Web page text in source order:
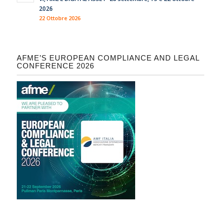
2026
22 Ottobre 2026
AFME’S EUROPEAN COMPLIANCE AND LEGAL
CONFERENCE 2026